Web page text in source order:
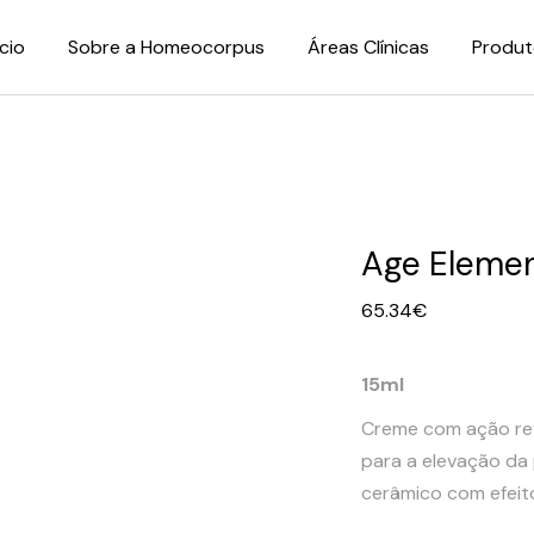
Sobre a Homeocorpus Áreas Clínicas
Age
65.34€
15ml
Creme com ação
para a elevação
cerâmico com